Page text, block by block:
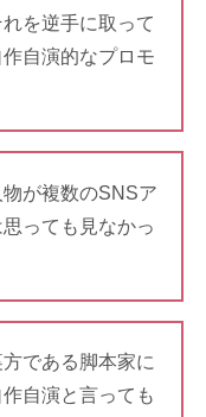
を逆手に取って
自演的なプロモ
が複数のSNSア
っても見なかっ
である脚本家に
自演と言っても